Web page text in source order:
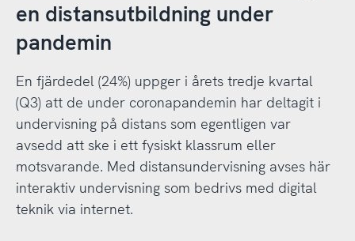
en distansutbildning under
pandemin
En fjärdedel (24%) uppger i årets tredje kvartal
(Q3) att de under coronapandemin har deltagit i
undervisning på distans som egentligen var
avsedd att ske i ett fysiskt klassrum eller
motsvarande. Med distansundervisning avses här
interaktiv undervisning som bedrivs med digital
teknik via internet.